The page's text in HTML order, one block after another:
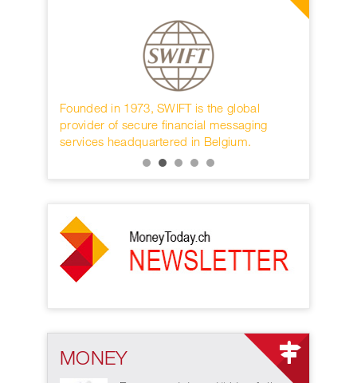
Founded in 1973, SWIFT is the global
provider of secure financial messaging
services headquartered in Belgium.
MONEY